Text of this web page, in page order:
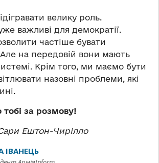
велику роль.
важливі для демократії.
частіше бувати
на передовій вони мають
Крім того, ми маємо бути
назовні проблеми, які
за розмову!
Ештон-Чирілло
ІВАНЕЦЬ